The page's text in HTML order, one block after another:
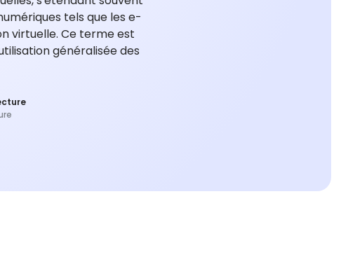
tels que les e-
virtuelle. Ce terme est
généralisée des